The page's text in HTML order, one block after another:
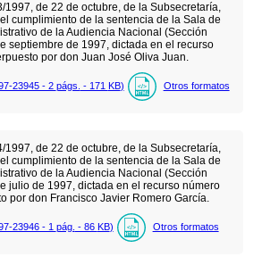
1997, de 22 de octubre, de la Subsecretaría,
cumplimiento de la sentencia de la Sala de
de la Audiencia Nacional (Sección
septiembre de 1997, dictada en el recurso
por don Juan José Oliva Juan.
23945 - 2 págs. - 171 KB) Otros formatos
1997, de 22 de octubre, de la Subsecretaría,
cumplimiento de la sentencia de la Sala de
de la Audiencia Nacional (Sección
julio de 1997, dictada en el recurso número
por don Francisco Javier Romero García.
23946 - 1 pág. - 86 KB) Otros formatos